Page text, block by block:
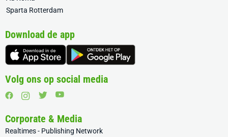
Sparta Rotterdam
Download de app
Volg ons op social media
Corporate & Media
Realtimes - Publishing Network